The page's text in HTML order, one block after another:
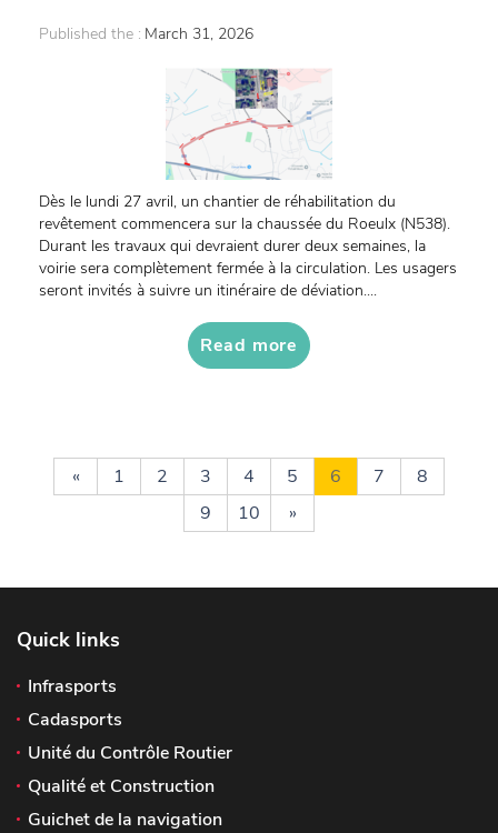
Published the : March 31, 2026
Dès le lundi 27 avril, un chantier de réhabilitation du
revêtement commencera sur la chaussée du Roeulx (N538).
Durant les travaux qui devraient durer deux semaines, la
voirie sera complètement fermée à la circulation. Les usagers
seront invités à suivre un itinéraire de déviation....
Read more
« 1 2 3 4 5 6 7
8
9
10 »
Quick links
Infrasports
Cadasports
Unité du Contrôle Routier
Qualité et Construction
Guichet de la navigation